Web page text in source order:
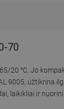
70
20 °C. Jo
9005, užtikrina
laikikliai ir